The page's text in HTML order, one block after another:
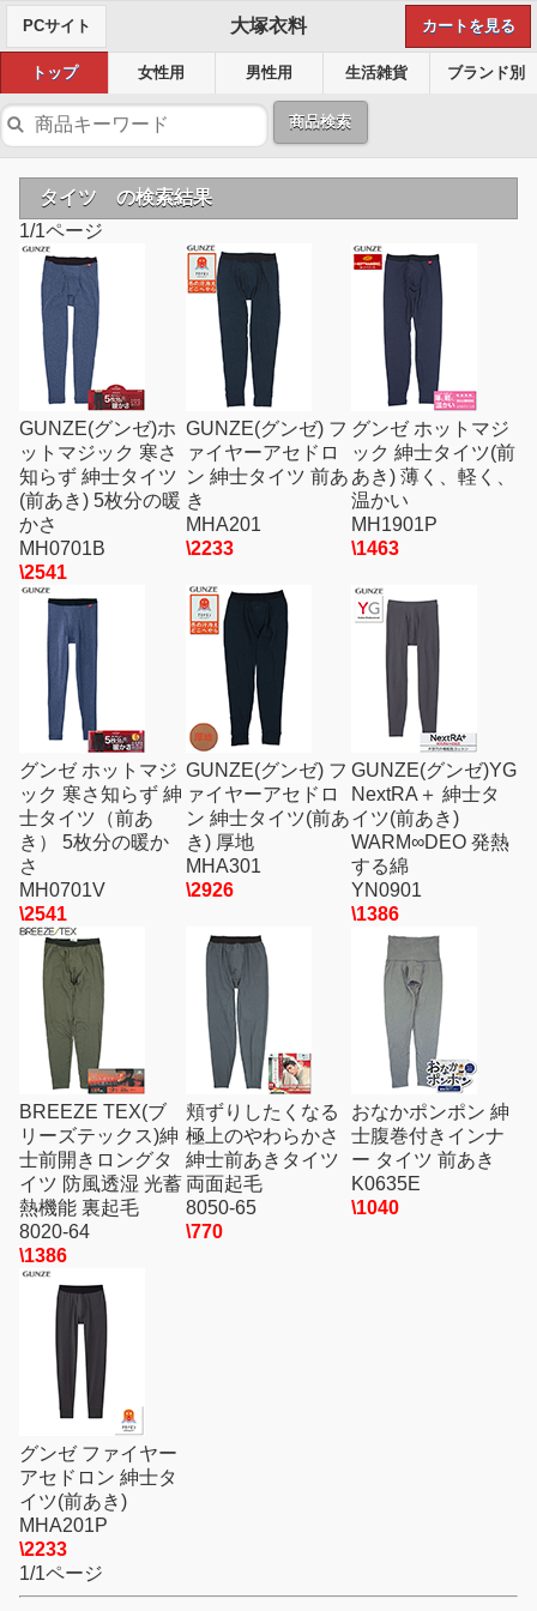
PCサイト 大塚衣料 カートを見る
トップ 女性用 男性用 生活雑貨 ブランド別
商品検索
タイツ の検索結果
1/1ページ
GUNZE(グンゼ)ホ
ットマジック 寒さ
知らず 紳士タイツ
(前あき) 5枚分の暖
かさ
MH0701B
\2541
GUNZE(グンゼ) フ
ァイヤーアセドロ
ン 紳士タイツ 前あ
き
MHA201
\2233
グンゼ ホットマジ
ック 紳士タイツ(前
あき) 薄く、軽く、
温かい
MH1901P
\1463
グンゼ ホットマジ
ック 寒さ知らず 紳
士タイツ（前あ
き） 5枚分の暖か
さ
MH0701V
\2541
GUNZE(グンゼ) フ
ァイヤーアセドロ
ン 紳士タイツ(前あ
き) 厚地
MHA301
\2926
GUNZE(グンゼ)YG
NextRA＋ 紳士タ
イツ(前あき)
WARM∞DEO 発熱
する綿
YN0901
\1386
BREEZE TEX(ブ
リーズテックス)紳
士前開きロングタ
イツ 防風透湿 光蓄
熱機能 裏起毛
8020-64
\1386
頬ずりしたくなる
極上のやわらかさ
紳士前あきタイツ
両面起毛
8050-65
\770
おなかポンポン 紳
士腹巻付きインナ
ー タイツ 前あき
K0635E
\1040
グンゼ ファイヤー
アセドロン 紳士タ
イツ(前あき)
MHA201P
\2233
1/1ページ